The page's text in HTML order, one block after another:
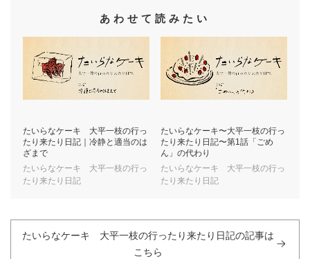
あわせて読みたい
たいらなケーキ 大平一枝の行っ
たり来たり日記｜冷静と適当のは
ざまで
たいらなケーキ 大平一枝の行っ
たり来たり日記
たいらなケーキ〜大平一枝の行っ
たり来たり日記〜第1話「ごめ
ん」の代わり
たいらなケーキ 大平一枝の行っ
たり来たり日記
たいらなケーキ 大平一枝の行ったり来たり日記の記事は
こちら